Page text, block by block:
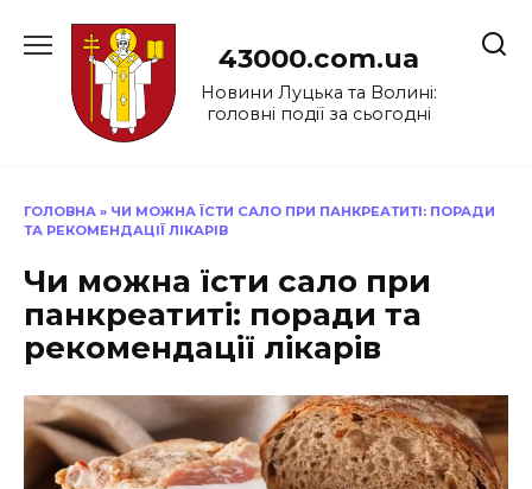
до
43000.com.ua
Новини Луцька та Волині:
головні події за сьогодні
ГОЛОВНА » ЧИ МОЖНА ЇСТИ САЛО ПРИ ПАНКРЕАТИТІ: ПОРАДИ
ТА РЕКОМЕНДАЦІЇ ЛІКАРІВ
Чи можна їсти сало при
панкреатиті: поради та
рекомендації лікарів